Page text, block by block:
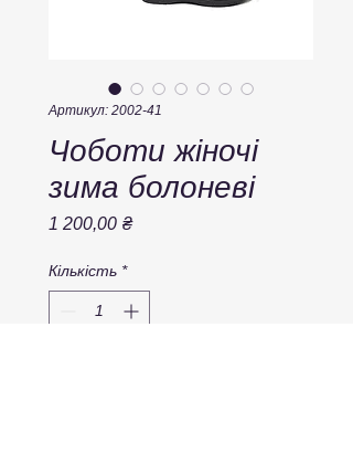
Артикул: 2002-41
Чоботи жіночі
зима болоневі
1 200,00 ₴Ціна
Кількість *